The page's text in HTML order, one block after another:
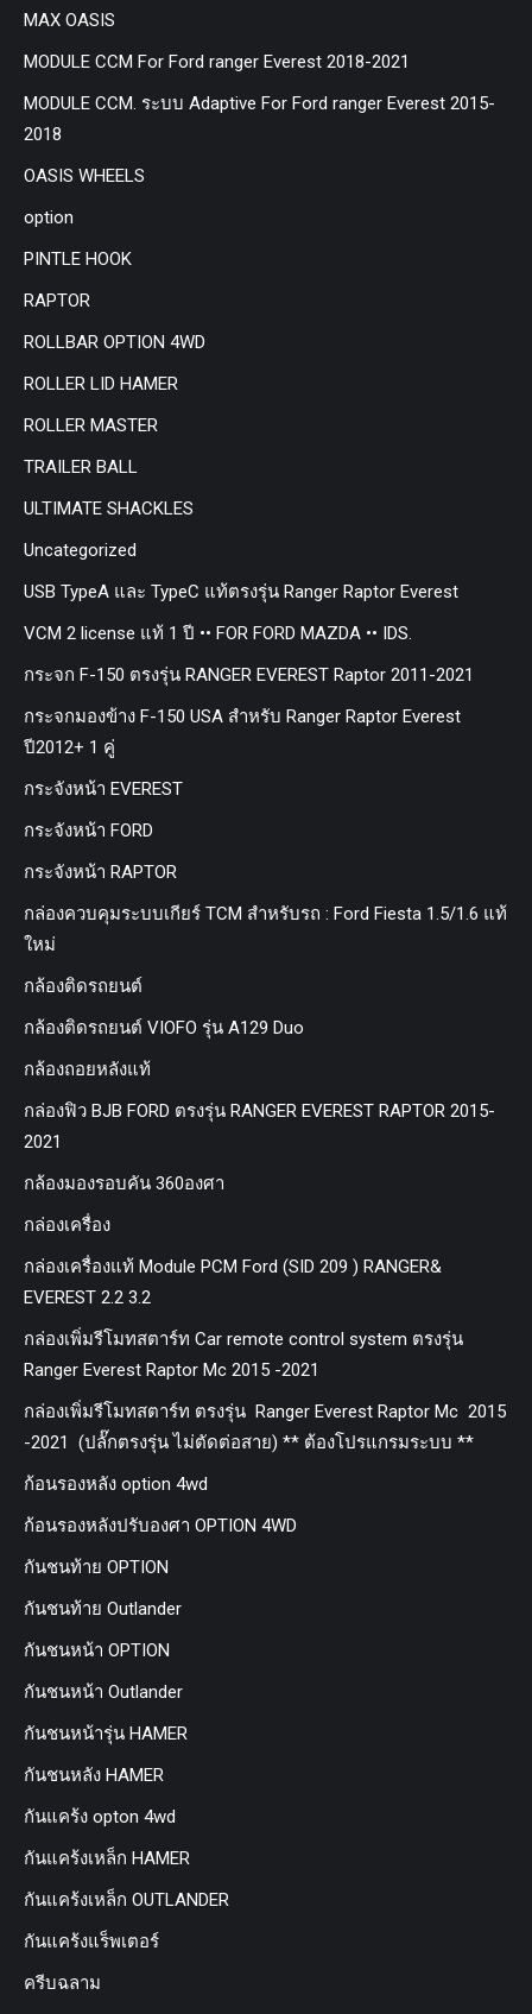
MAX OASIS
MODULE CCM For Ford ranger Everest 2018-2021
MODULE CCM. ระบบ Adaptive For Ford ranger Everest 2015-
2018
OASIS WHEELS
option
PINTLE HOOK
RAPTOR
ROLLBAR OPTION 4WD
ROLLER LID HAMER
ROLLER MASTER
TRAILER BALL
ULTIMATE SHACKLES
Uncategorized
USB TypeA และ TypeC แท้ตรงรุ่น Ranger Raptor Everest
VCM 2 license แท้ 1 ปี •• FOR FORD MAZDA •• IDS.
กระจก F-150 ตรงรุ่น RANGER EVEREST Raptor 2011-2021
กระจกมองข้าง F-150 USA สำหรับ Ranger Raptor Everest
ปี2012+ 1 คู่
กระจังหน้า EVEREST
กระจังหน้า FORD
กระจังหน้า RAPTOR
กล่องควบคุมระบบเกียร์ TCM สำหรับรถ : Ford Fiesta 1.5/1.6 แท้
ใหม่
กล้องติดรถยนต์
กล้องติดรถยนต์ VIOFO รุ่น A129 Duo
กล้องถอยหลังแท้
กล่องฟิว BJB FORD ตรงรุ่น RANGER EVEREST RAPTOR 2015-
2021
กล้องมองรอบคัน 360องศา
กล่องเครื่อง
กล่องเครื่องแท้ Module PCM Ford (SID 209 ) RANGER&
EVEREST 2.2 3.2
กล่องเพิ่มรีโมทสตาร์ท Car remote control system ตรงรุ่น
Ranger Everest Raptor Mc 2015 -2021
กล่องเพิ่มรีโมทสตาร์ท ตรงรุ่น Ranger Everest Raptor Mc 2015
-2021 (ปลั๊กตรงรุ่น ไม่ตัดต่อสาย) ** ต้องโปรแกรมระบบ **
ก้อนรองหลัง option 4wd
ก้อนรองหลังปรับองศา OPTION 4WD
กันชนท้าย OPTION
กันชนท้าย Outlander
กันชนหน้า OPTION
กันชนหน้า Outlander
กันชนหน้ารุ่น HAMER
กันชนหลัง HAMER
กันแคร้ง opton 4wd
กันแคร้งเหล็ก HAMER
กันแคร้งเหล็ก OUTLANDER
กันแคร้งแร็พเตอร์
ครีบฉลาม